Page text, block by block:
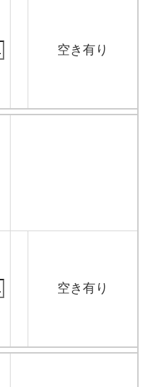
空き有り
空き有り